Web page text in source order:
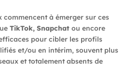
commencent à émerger sur ces
TikTok, Snapchatou encore
pour cibler les profils
et/ou en intérim, souvent plus
et totalement absents de